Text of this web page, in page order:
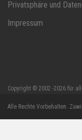
Privatsphäre und
Impressum
Copyright © 2002 -2026 für
Alle Rechte Vorbehalten.